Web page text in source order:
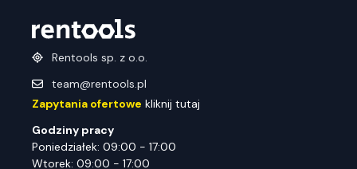
Rentools sp. z o.o.
team@rentools.pl
Zapytania ofertowe kliknij tutaj
Godziny pracy
Poniedziałek: 09:00 - 17:00
Wtorek: 09:00 - 17:00